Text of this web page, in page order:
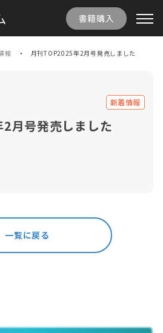
書籍購入
報 月刊TOP2025年2月号発売しました
新着情報
月号発売しました
一覧に戻る